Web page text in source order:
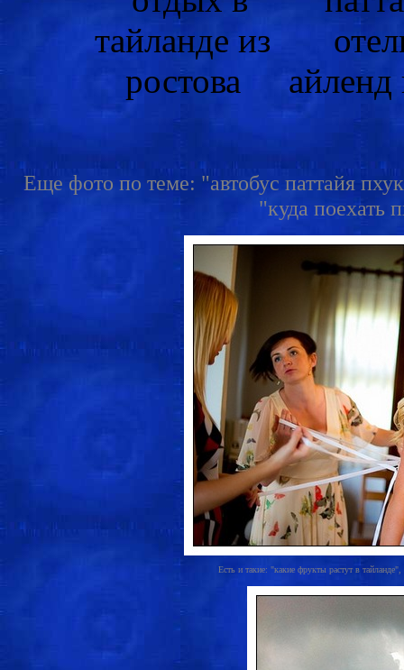
Еще фото по теме: "автобус паттайя
"куда поехать
Есть и такие: "какие фрукты растут в